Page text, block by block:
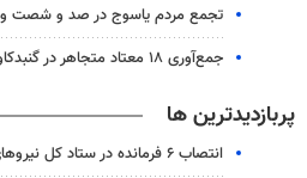
تجمع مردم یاسوج در صد و شصت
جمع‌آوری ۱۸ معتاد متجاهر در گنبدکاووس
پربازدیدترین ها
انتصاب ۶ فرمانده در ستاد کل نیروهای مسلح، سپاه پاسداران و بسیج